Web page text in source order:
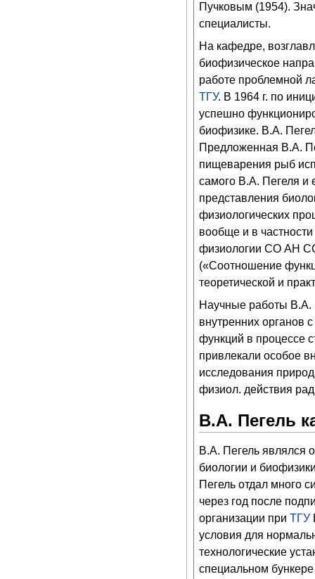
Пучковым (1954).
специалисты.
На кафедре,
биофизическое
работе проблемной
ТГУ. В 1964 г. по
успешно
биофизике. В.А.
Предложенная В.А.
пищеварения рыб
самого В.А. Пегеля и
представления
физиологических
вообще и в
физиологии СО АН
(«Соотношение
теоретической и
Научные работы В.А.
внутренних органов
функций в процессе
привлекали особое
исследования
физиол. действия
В.А. Пегель
В.А. Пегель являлся
биологии и
Пегель отдал много
через год после
организации при ТГУ
условия для
технологические
специальном